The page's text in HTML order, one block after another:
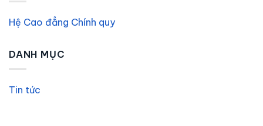
Hệ Cao đẳng Chính quy
DANH MỤC
Tin tức